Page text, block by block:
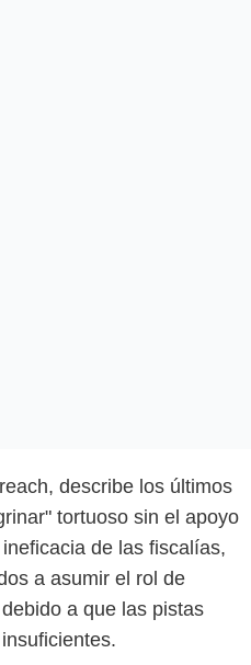
describe los últimos
tortuoso sin el apoyo
de las fiscalías,
a asumir el rol de
a que las pistas